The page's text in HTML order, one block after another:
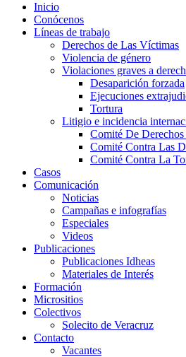
Inicio
Conócenos
Líneas de trabajo
Derechos de Las Víctimas
Violencia de género
Violaciones graves a
Desaparición forzada​
Ejecuciones
Tortura
Litigio e incidencia
Comité De
Comité Contra Las
Comité Contra La
Casos
Comunicación
Noticias
Campañas e infografías
Especiales
Videos
Publicaciones
Publicaciones Idheas
Materiales de Interés
Formación
Micrositios
Colectivos
Solecito de Veracruz
Contacto
Vacantes